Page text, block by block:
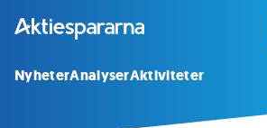
NyheterAnalyserAktiviteter